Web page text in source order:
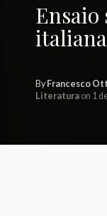
Ensaio
By Francesco
Literatura on 1